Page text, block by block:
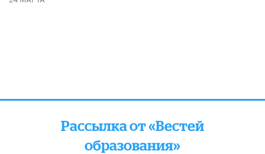
Рассылка от «Вестей
образования»